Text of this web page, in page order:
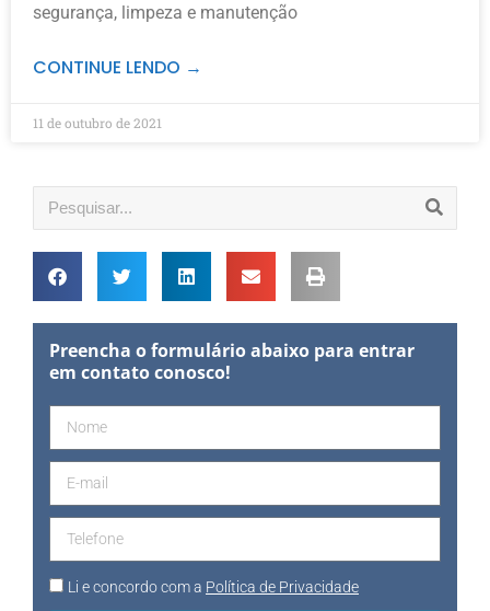
segurança, limpeza e manutenção
CONTINUE LENDO →
11 de outubro de 2021
Preencha o formulário abaixo para entrar
em contato conosco!
Li e concordo com a Política de Privacidade